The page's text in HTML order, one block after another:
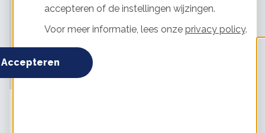
aanpassing is 85% van de Nederlandse grote
TKI Urban
Energy - Constructieve beperkingen voor zon-
op-dak in utiliteitsbouw
accepteren of de instellingen wijzingen.
Voor meer informatie, lees onze privacy policy.
Accepteren